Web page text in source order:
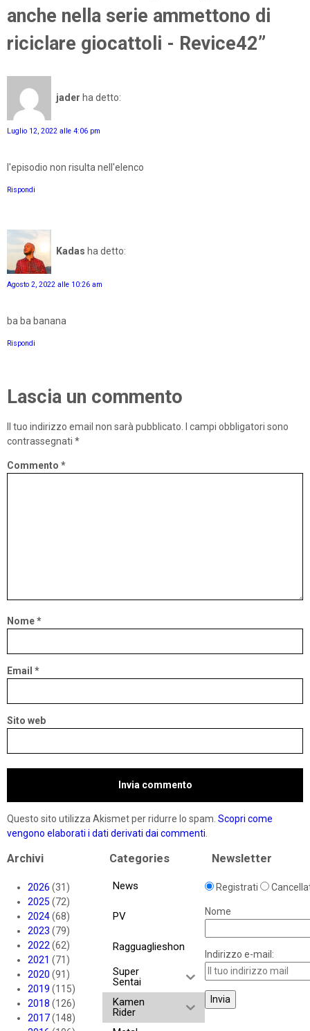
anche nella serie ammettono di
riciclare giocattoli - Revice42”
jader ha detto:
Luglio 12, 2022 alle 4:06 pm
l'episodio non risulta nell'elenco
Rispondi
Kadas ha detto:
Agosto 2, 2022 alle 10:26 am
ba ba banana
Rispondi
Lascia un commento
Il tuo indirizzo email non sarà pubblicato.
I campi obbligatori sono
contrassegnati *
Commento *
Nome*
Email *
Sito web
Questo sito utilizza Akismet per ridurre lo spam. Scopri come
vengono elaborati i dati derivati dai commenti.
Archivi
2026 (31)
2025 (72)
2024(68)
2023 (79)
2022(62)
2021 (71)
2020 (91)
2019 (115)
2018 (126)
2017(148)
Categories
News
PV
Ragguaglieshon
Super
Sentai
Kamen
Rider
Newsletter
Registrati
Nome
Indirizzo e-mail: